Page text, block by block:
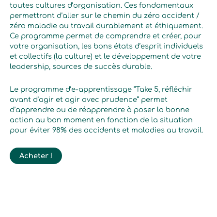
toutes cultures d’organisation. Ces fondamentaux
permettront d’aller sur le chemin du zéro accident /
zéro maladie au travail durablement et éthiquement.
Ce programme permet de comprendre et créer, pour
votre organisation, les bons états d’esprit individuels
et collectifs (la culture) et le développement de votre
leadership, sources de succès durable.
Le programme d’e-apprentissage “Take 5, réfléchir
avant d’agir et agir avec prudence” permet
d’apprendre ou de réapprendre à poser la bonne
action au bon moment en fonction de la situation
pour éviter 98% des accidents et maladies au travail.
Acheter !